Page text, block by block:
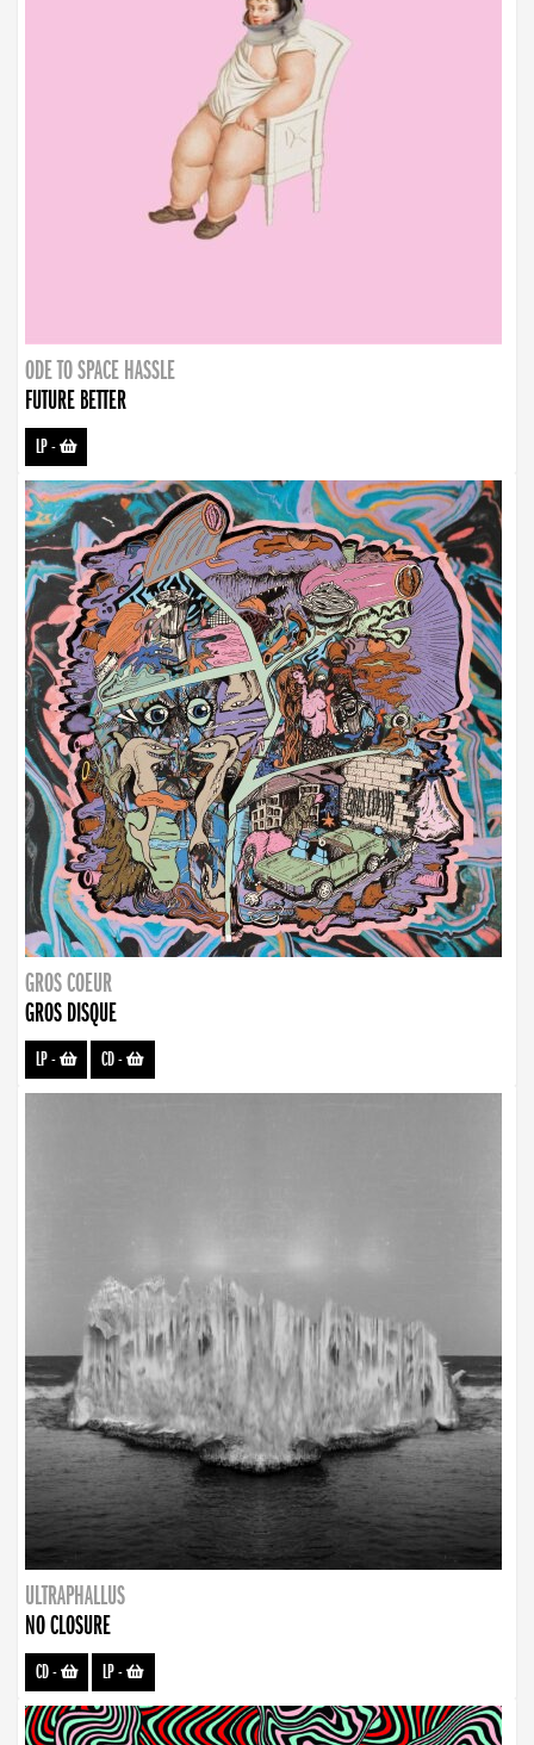
ODE TO SPACE HASSLE
FUTURE BETTER
LP-
GROS COEUR
GROS DISQUE
LP- CD-
ULTRAPHALLUS
NO CLOSURE
CD- LP-